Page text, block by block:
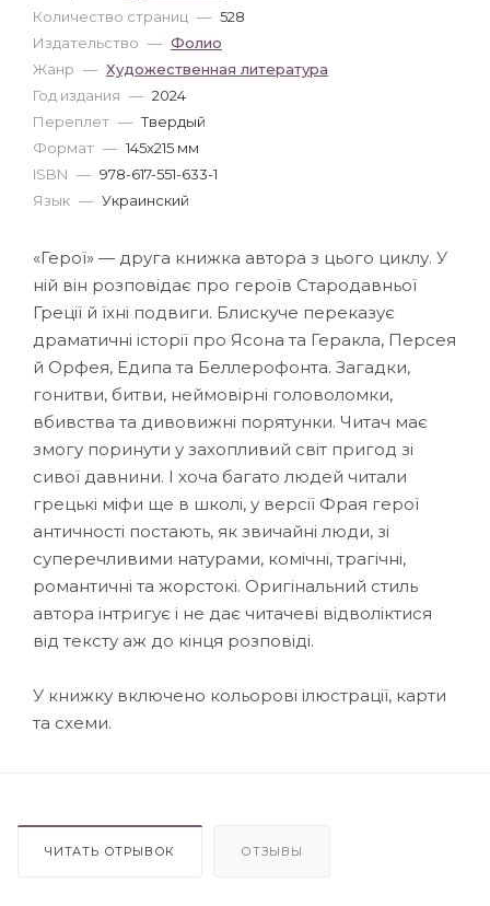
Количество страниц — 528
Издательство — Фолио
Жанр — Художественная литература
Год издания — 2024
Переплет — Твердый
Формат — 145x215 мм
ISBN — 978-617-551-633-1
Язык — Украинский
«Герої» — друга книжка автора з цього циклу. У
ній він розповідає про героїв Стародавньої
Греції й їхні подвиги. Блискуче переказує
драматичні історії про Ясона та Геракла, Персея
й Орфея, Едипа та Беллерофонта. Загадки,
гонитви, битви, неймовірні головоломки,
вбивства та дивовижні порятунки. Читач має
змогу поринути у захопливий світ пригод зі
сивої давнини. І хоча багато людей читали
грецькі міфи ще в школі, у версії Фрая герої
античності постають, як звичайні люди, зі
суперечливими натурами, комічні, трагічні,
романтичні та жорстокі. Оригінальний стиль
автора інтригує і не дає читачеві відволіктися
від тексту аж до кінця розповіді.
У книжку включено кольорові ілюстрації, карти
та схеми.
ЧИТАТЬ ОТРЫВОК ОТЗЫВЫ